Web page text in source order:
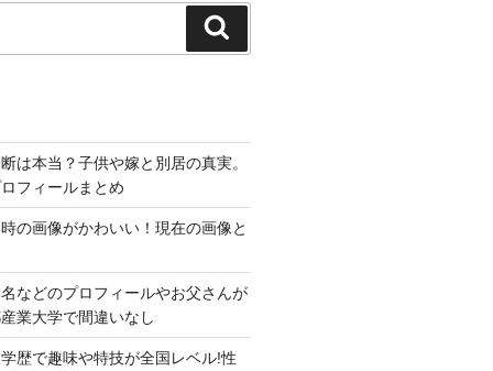
索
は本当？子供や嫁と別居の真実。
フィールまとめ
の画像がかわいい！現在の画像と
などのプロフィールやお父さんが
業大学で間違いなし
歴で趣味や特技が全国レベル!性